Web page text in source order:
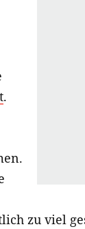
.
zu viel